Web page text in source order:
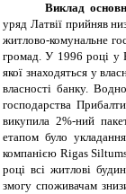
Виклад
уряд Латвії прийняв
житлово-комунальне
громад. У 1996 році у
якої знаходяться у
власності банку.
господарства
викупила 2%-ний
етапом було
компанією Rigas
році всі житлові
змогу споживачам